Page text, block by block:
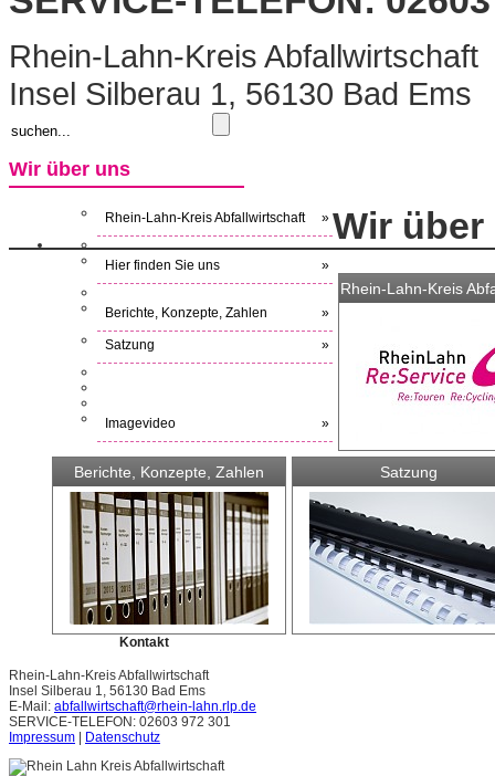
Rhein-Lahn-Kreis Abfallwirtschaft
Insel Silberau 1, 56130 Bad Ems
Wir über uns
Rhein-Lahn-Kreis Abfallwirtschaft »
Hier finden Sie uns »
Berichte, Konzepte, Zahlen »
Satzung »
Imagevideo »
Wir über
Rhein-Lahn-Kreis
Berichte, Konzepte, Zahlen Satzung
Kontakt
Rhein-Lahn-Kreis Abfallwirtschaft
Insel Silberau 1, 56130 Bad Ems
E-Mail: abfallwirtschaft@rhein-lahn.rlp.de
SERVICE-TELEFON: 02603 972 301
Impressum
Datenschutz